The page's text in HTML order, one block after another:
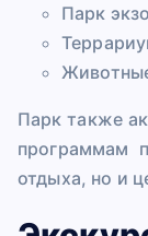
Парк
Парк также
программам
отдыха, но и